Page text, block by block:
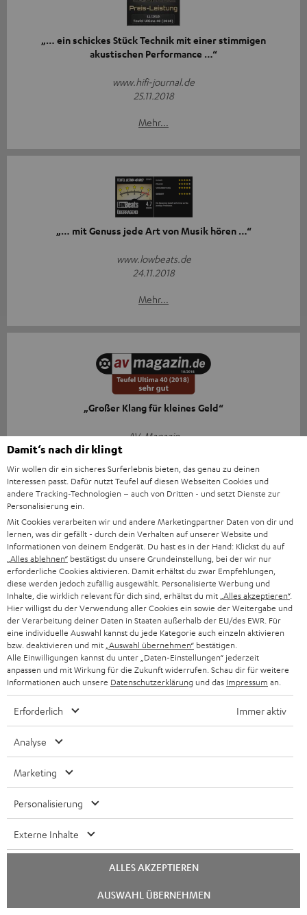
„… ein schickes Stück Technik mit einer stimmigen
akustischen Performance …“
www.hifi-journal.de
25.11.2018
Mehr...
„… mit Genuss jede Art von Musik hören …“
www.lowbeats.de
24.11.2018
Mehr...
„Großer Klang für kleines Geld“
AV-Magazin
Mehr...
Zubehör
Notwendiges Zubehör
Bitte prüfe, ob benötigte Verbindungskabel im
Lieferumfang enthalten sind.
DENON DRA-900H
Receiver der Spitzenklasse mit
145 Watt pro Kanal an 6 Ohm,
analoge und digitale
Eingänge, 6 HDMI-Eingänge
Letzter niedrigster
Preis
€ 34,99
Damit‘s nach dir klingt
Wir wollen dir ein sicheres Surferlebnis bieten, das genau zu deinen
Interessen passt. Dafür nutzt Teufel auf diesen Webseiten Cookies und
andere Tracking-Technologien – auch von Dritten - und setzt Dienste zur
Personalisierung ein.
Mit Cookies verarbeiten wir und andere Marketingpartner Daten von dir und
lernen, was dir gefällt - durch dein Verhalten auf unserer Website und
Informationen von deinem Endgerät. Du hast es in der Hand: Klickst du auf
„Alles ablehnen“ bestätigst du unsere Grundeinstellung, bei der wir nur
erforderliche Cookies aktivieren. Damit erhältst du zwar Empfehlungen,
diese werden jedoch zufällig ausgewählt. Personalisierte Werbung und
Inhalte, die wirklich relevant für dich sind, erhältst du mit „Alles akzeptieren“.
Hier willigst du der Verwendung aller Cookies ein sowie der Weitergabe und
der Verarbeitung deiner Daten in Staaten außerhalb der EU/des EWR. Für
eine individuelle Auswahl kannst du jede Kategorie auch einzeln aktivieren
bzw. deaktivieren und mit „Auswahl übernehmen“ bestätigen.
Alle Einwilligungen kannst du unter „Daten-Einstellungen“ jederzeit
anpassen und mit Wirkung für die Zukunft widerrufen. Schau dir für weitere
Informationen auch unsere Datenschutzerklärung und das Impressum an.
Erforderlich Immer aktiv
Analyse
Marketing
Personalisierung
Externe Inhalte
ALLES AKZEPTIEREN
AUSWAHL ÜBERNEHMEN